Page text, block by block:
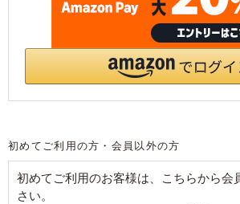
初めてご利用の方・会員以外の方
初めてご利用のお客様は、こちらから会
さい。